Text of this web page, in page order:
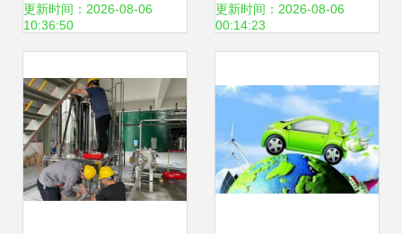
术，助推新兴能源
更新时间：2026-08-06
10:36:50
兴能源技术研发的
更新时间：2026-08-06
00:14:23